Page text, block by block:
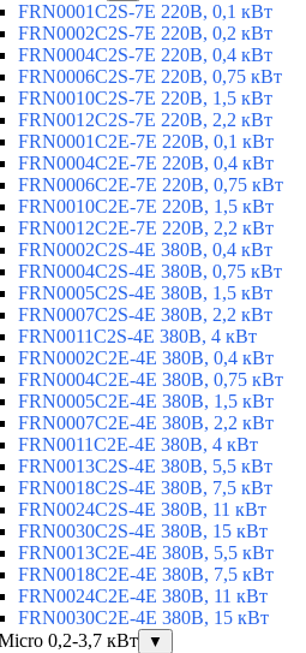
FRN0001C2S-7E 220В, 0,1 кВт
FRN0002C2S-7E 220В, 0,2 кВт
FRN0004C2S-7E 220В, 0,4 кВт
FRN0006C2S-7E 220В, 0,75 кВт
FRN0010C2S-7E 220В, 1,5 кВт
FRN0012C2S-7E 220В, 2,2 кВт
FRN0001C2E-7E 220В, 0,1 кВт
FRN0004C2E-7E 220В, 0,4 кВт
FRN0006C2E-7E 220В, 0,75 кВт
FRN0010C2E-7E 220В, 1,5 кВт
FRN0012C2E-7E 220В, 2,2 кВт
FRN0002C2S-4E 380В, 0,4 кВт
FRN0004C2S-4E 380В, 0,75 кВт
FRN0005C2S-4E 380В, 1,5 кВт
FRN0007C2S-4E 380В, 2,2 кВт
FRN0011C2S-4E 380В, 4 кВт
FRN0002C2E-4E 380В, 0,4 кВт
FRN0004C2E-4E 380В, 0,75 кВт
FRN0005C2E-4E 380В, 1,5 кВт
FRN0007C2E-4E 380В, 2,2 кВт
FRN0011C2E-4E 380В, 4 кВт
FRN0013C2S-4E 380В, 5,5 кВт
FRN0018C2S-4E 380В, 7,5 кВт
FRN0024C2S-4E 380В, 11 кВт
FRN0030C2S-4E 380В, 15 кВт
FRN0013C2E-4E 380В, 5,5 кВт
FRN0018C2E-4E 380В, 7,5 кВт
FRN0024C2E-4E 380В, 11 кВт
FRN0030C2E-4E 380В, 15 кВт
0,2-3,7 кВт
▼